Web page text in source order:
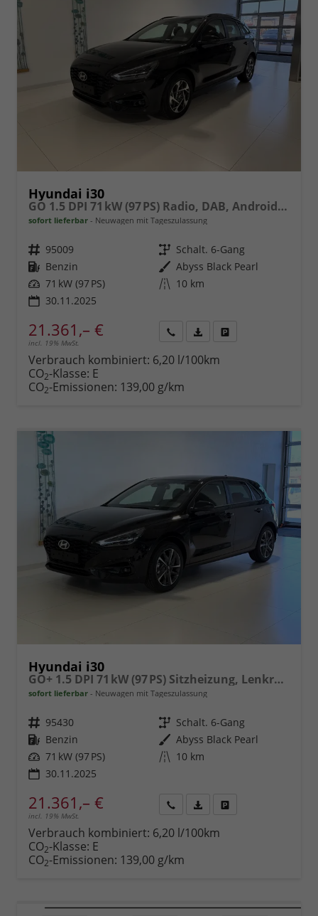
Hyundai i30
GO 1.5 DPI 71 kW (97 PS) Radio, DAB, Android Auto, Apple CarPlay, Navigationssystem, Bluetooth, Klimaanlage, Lenkradheizung, Sitzheizung, Rückfahrkamera, Einparkhilfe vorne und hinten, 16 Zoll Leichtmetallfelgen, uvm.
sofort lieferbar Neuwagen mit Tageszulassung
Fahrzeugnr. 95009 Getriebe Schalt. 6-Gang
Kraftstoff Benzin Außenfarbe Abyss Black Pearl
Leistung 71 kW (97 PS) Kilometerstand 10 km
30.11.2025
21.361,– €
incl. 19% MwSt.
anfordern
Datei,
Verbrauch kombiniert: 6,20 l/100km
CO2-Klasse: E
CO2-Emissionen: 139,00 g/km
Hyundai i30
GO+ 1.5 DPI 71 kW (97 PS) Sitzheizung, Lenkradheizung, 2-Zonen-Klimaautomatik, Android Auto, Apple CarPlay, Navigationssystem, DAB, Indutkionsladen für Smartphones, 17 Zoll Leichtmetallfelgen, uvm.
sofort lieferbar Neuwagen mit Tageszulassung
Fahrzeugnr. 95430 Getriebe Schalt. 6-Gang
Kraftstoff Benzin Außenfarbe Abyss Black Pearl
Leistung 71 kW (97 PS) Kilometerstand 10 km
30.11.2025
21.361,– €
incl. 19% MwSt.
anfordern
Datei,
Verbrauch kombiniert: 6,20 l/100km
CO2-Klasse: E
CO2-Emissionen: 139,00 g/km